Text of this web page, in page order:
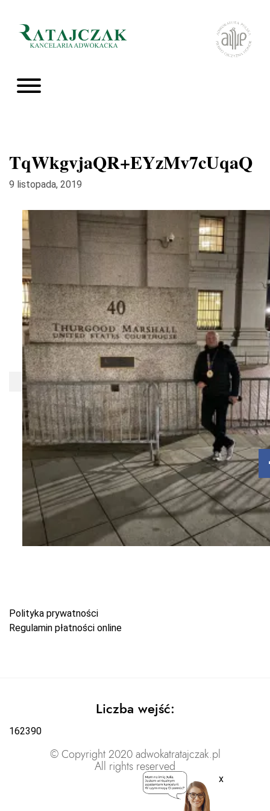
x
TqWkgvjaQR+EYzMv7cUqaQ
9 listopada, 2019
Polityka prywatności
Regulamin płatności online
Liczba wejść:
162390
© Copyright 2020 adwokatratajczak.pl
All rights reserved